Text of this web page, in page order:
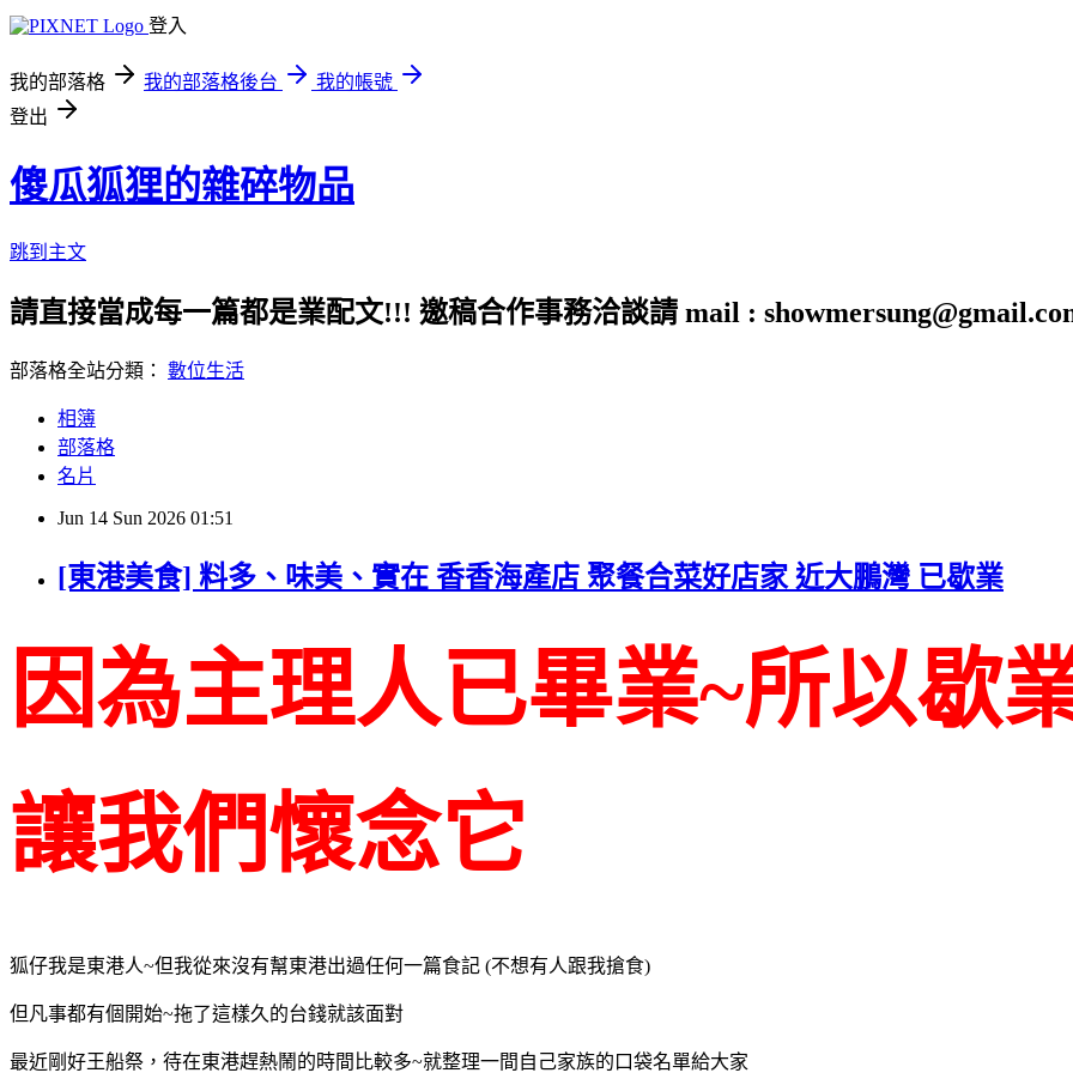
登入
我的部落格 我的部落格後台
我的帳號
登出
傻瓜狐狸的雜碎物品
跳到主文
請直接當成每一篇都是業配文!!! 邀稿合作事務洽談請 mail :
部落格全站分類： 數位生活
相簿
部落格
名片
Jun 14 Sun 2026 01:51
[東港美食] 料多、味美、實在 香香海產店 聚餐合菜好店家 近大鵬灣 已歇業
因為主理人已畢業~所以歇
讓我們懷念它
狐仔我是東港人~但我從來沒有幫東港出過任何一篇食記 (不想有人跟我搶食)
但凡事都有個開始~拖了這樣久的台錢就該面對
最近剛好王船祭，待在東港趕熱鬧的時間比較多~就整理一間自己家族的口袋名單給大家